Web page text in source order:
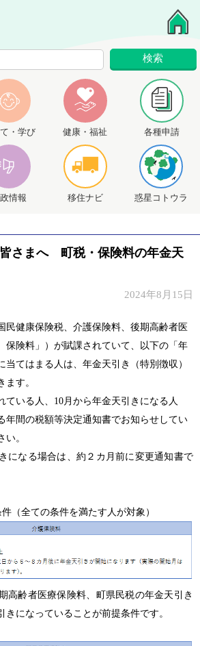
・学び 健康・福祉 各種申請
情報 移住ナビ 惑星コトウラ
さまへ 町税・保険料の年金天
2024年8月15日
健康保険税、介護保険料、後期高齢者医
保険料」）が賦課されていて、以下の「年
当てはまる人は、年金天引き（特別徴収）
ます。
ている人、10月から年金天引きになる人
年間の税額等決定通知書でお知らせしてい
い。
になる場合は、約２カ月前に変更通知書で
（全ての条件を満たす人が対象）
高齢者医療保険料、町県民税の年金天引き
きになっていることが前提条件です。